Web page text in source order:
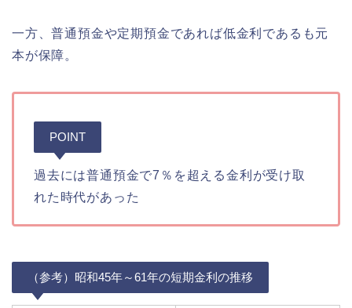
一方、普通預金や定期預金であれば低金利であるも元
本が保障。
POINT
過去には普通預金で7％を超える金利が受け取
れた時代があった
（参考）昭和45年～61年の短期金利の推移